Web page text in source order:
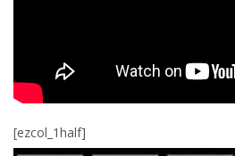
[ezcol_1half]